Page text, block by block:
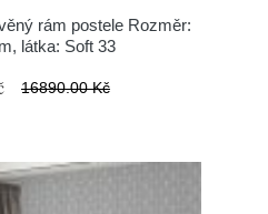
rám postele Rozměr:
látka: Soft 33
16890.00 Kč